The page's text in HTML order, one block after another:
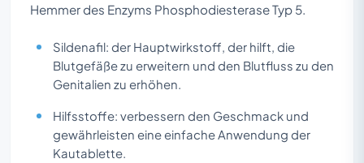
Hemmer des Enzyms Phosphodiesterase Typ 5.
Sildenafil: der Hauptwirkstoff, der hilft, die
Blutgefäße zu erweitern und den Blutfluss zu den
Genitalien zu erhöhen.
Hilfsstoffe: verbessern den Geschmack und
gewährleisten eine einfache Anwendung der
Kautablette.